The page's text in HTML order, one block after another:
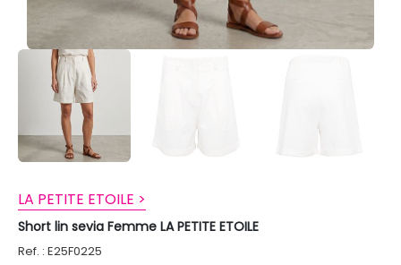
LA PETITE ETOILE >
Short lin sevia Femme LA PETITE ETOILE
Ref. : E25F0225